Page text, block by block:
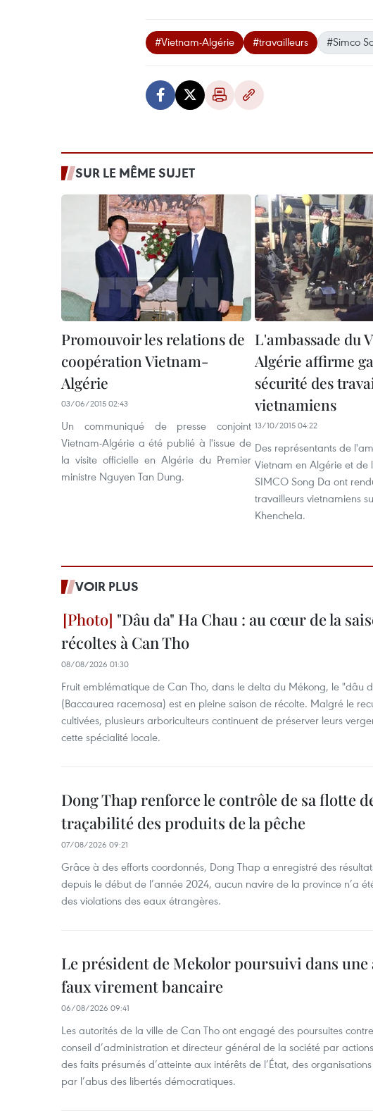
#Vietnam-Algérie #travailleurs #Simco
SUR LE MÊME SUJET
Promouvoir les relations de
coopération Vietnam-
Algérie
03/06/2015 02:43
Un communiqué de presse conjoint
Vietnam-Algérie a été publié à l'issue de
la visite officielle en Algérie du Premier
ministre Nguyen Tan Dung.
L'ambassade du
Algérie affirme
sécurité des
vietnamiens
13/10/2015 04:22
Des représentants de
Vietnam en Algérie et de
SIMCO Song Da ont
travailleurs vietnamiens
Khenchela.
VOIR PLUS
"Dâu da" Ha Chau : au cœur de la
récoltes à Can Tho
08/08/2026 01:30
Fruit emblématique de Can Tho, dans le delta du Mékong, le "dâu
(Baccaurea racemosa) est en pleine saison de récolte. Malgré le
cultivées, plusieurs arboriculteurs continuent de préserver leurs
cette spécialité locale.
Dong Thap renforce le contrôle de sa flotte
traçabilité des produits de la pêche
07/08/2026 09:21
Grâce à des efforts coordonnés, Dong Thap a enregistré des
depuis le début de l’année 2024, aucun navire de la province n’a
des violations des eaux étrangères.
Le président de Mekolor poursuivi dans une
faux virement bancaire
06/08/2026 09:41
Les autorités de la ville de Can Tho ont engagé des poursuites
conseil d’administration et directeur général de la société par
des faits présumés d’atteinte aux intérêts de l’État, des
par l’abus des libertés démocratiques.